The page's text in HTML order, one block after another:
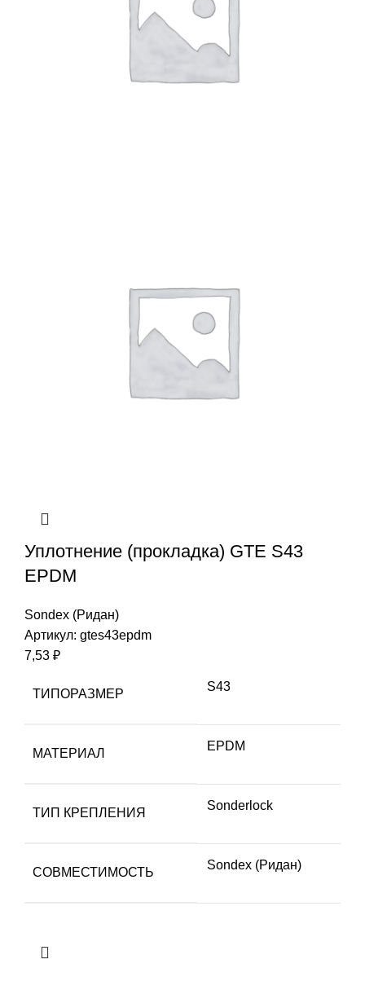
Уплотнение (прокладка) GTE S43
EPDM
Sondex (Ридан)
Артикул: gtes43epdm
7,53 ₽
ТИПОРАЗМЕР
S43
МАТЕРИАЛ
EPDM
ТИП КРЕПЛЕНИЯ
Sonderlock
СОВМЕСТИМОСТЬ
Sondex (Ридан)